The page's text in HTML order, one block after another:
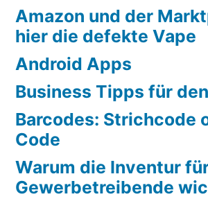
Amazon und der
hier die defekte Vape
Android Apps
Business Tipps für
Barcodes: Strichcode
Code
Warum die Inventur
Gewerbetreibende